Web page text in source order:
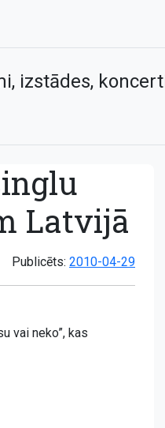
izstādes,
Latvijā
Publicēts: 2010-04-29
vai neko”, kas